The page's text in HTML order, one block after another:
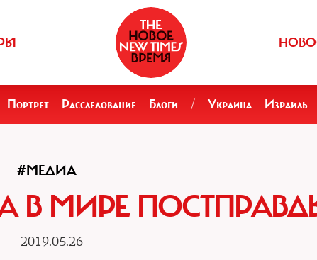
Портрет Расследование Блоги / Украина Израиль
#МЕДИА
В МИРЕ
2019.05.26